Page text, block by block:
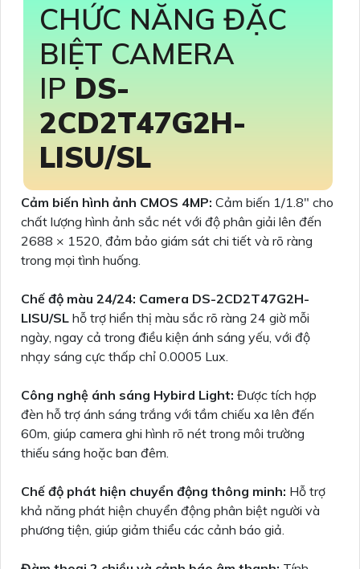
CHỨC NĂNG ĐẶC
BIỆT CAMERA
IP DS-
2CD2T47G2H-
LISU/SL
Cảm biến hình ảnh CMOS 4MP: Cảm biến 1/1.8" cho
chất lượng hình ảnh sắc nét với độ phân giải lên đến
2688 × 1520, đảm bảo giám sát chi tiết và rõ ràng
trong mọi tình huống.
Chế độ màu 24/24: Camera DS-2CD2T47G2H-
LISU/SL hỗ trợ hiển thị màu sắc rõ ràng 24 giờ mỗi
ngày, ngay cả trong điều kiện ánh sáng yếu, với độ
nhạy sáng cực thấp chỉ 0.0005 Lux.
Công nghệ ánh sáng Hybird Light: Được tích hợp
đèn hỗ trợ ánh sáng trắng với tầm chiếu xa lên đến
60m, giúp camera ghi hình rõ nét trong môi trường
thiếu sáng hoặc ban đêm.
Chế độ phát hiện chuyển động thông minh: Hỗ trợ
khả năng phát hiện chuyển động phân biệt người và
phương tiện, giúp giảm thiểu các cảnh báo giả.